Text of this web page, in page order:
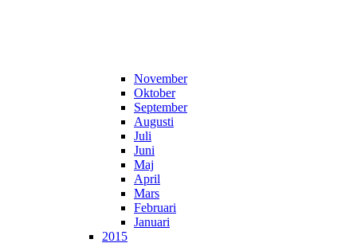
November
Oktober
September
Augusti
Juli
Juni
Maj
April
Mars
Februari
Januari
2015